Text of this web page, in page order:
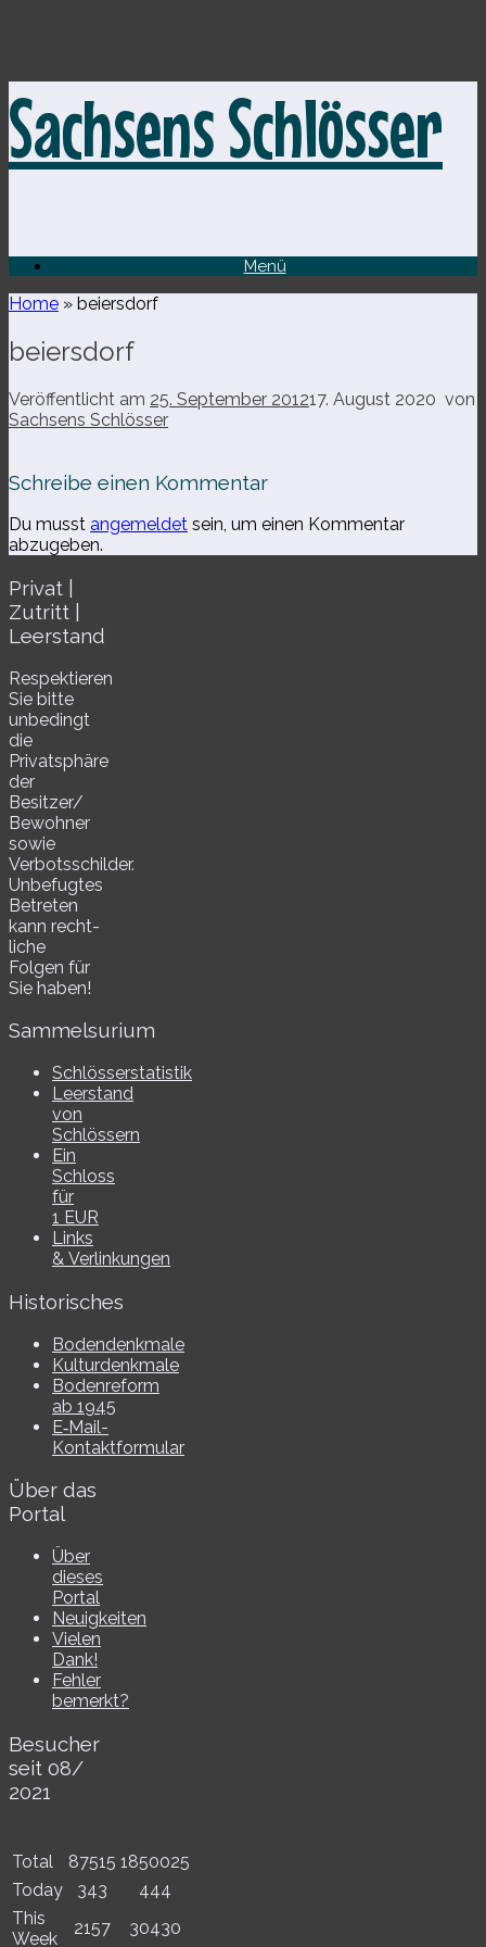
Inhalt
springen
Sachsens Schlösser
Menü
Home » beiersdorf
beiersdorf
Veröffentlicht am 25. September 201217. August 2020 von
Sachsens Schlösser
Schreibe einen Kommentar
Du musst angemeldet sein, um einen Kommentar
abzugeben.
Privat |
Zutritt |
Leerstand
Respektieren
Sie bitte
unbe­dingt
die
Privatsphäre
der
Besitzer/​
Bewohner
sowie
Verbotsschilder.
Unbefugtes
Betreten
kann recht­
li­che
Folgen für
Sie haben!
Sammelsurium
Schlösserstatistik
Leerstand
von
Schlössern
Ein
Schloss
für
1 EUR
Links
& Verlinkungen
Historisches
Bodendenkmale
Kulturdenkmale
Bodenreform
ab 1945
E‑Mail-​​
Kontaktformular
Über das
Portal
Über
dieses
Portal
Neuigkeiten
Vielen
Dank!
Fehler
bemerkt?
Besucher
seit 08/​
2021
Total 87515 1850025
Today
343
444
This
Week
2157 30430